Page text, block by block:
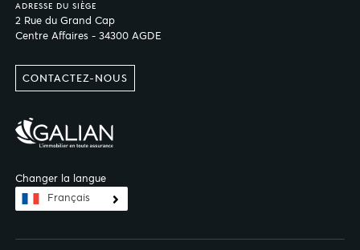
ADRESSE DU SIÈGE
2 Rue du Grand Cap
Centre Affaires - 34300 AGDE
CONTACTEZ-NOUS
Changer la langue
Français